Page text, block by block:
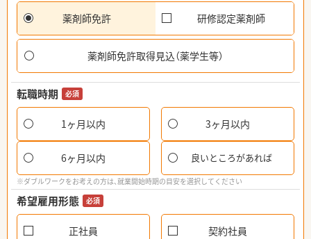
薬剤師免許 研修認定薬剤師
薬剤師免許取得見込（薬学生等）
転職時期 必須
1ヶ月以内 3ヶ月以内
6ヶ月以内 良いところがあれば
※ダブルワークをお考えの方は、就業開始時期の目安を選択してください
希望雇用形態 必須
正社員 契約社員